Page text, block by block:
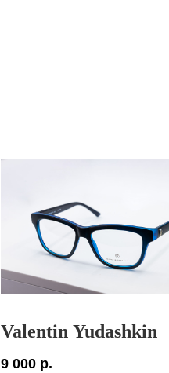
Valentin Yudashkin
9 000 р.